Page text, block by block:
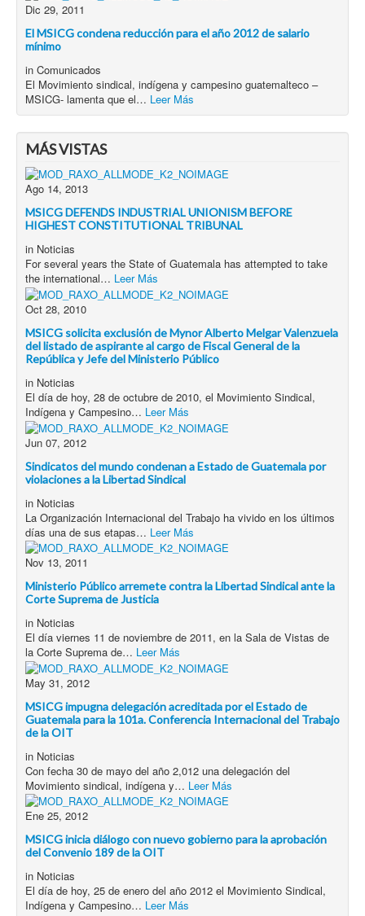
Dic 29, 2011
El MSICG condena reducción para el año 2012 de salario
mínimo
in Comunicados
El Movimiento sindical, indígena y campesino guatemalteco –
MSICG- lamenta que el… Leer Más
MÁS VISTAS
Ago 14, 2013
MSICG DEFENDS INDUSTRIAL UNIONISM BEFORE
HIGHEST CONSTITUTIONAL TRIBUNAL
in Noticias
For several years the State of Guatemala has attempted to take
the international… Leer Más
Oct 28, 2010
MSICG solicita exclusión de Mynor Alberto Melgar Valenzuela
del listado de aspirante al cargo de Fiscal General de la
República y Jefe del Ministerio Público
in Noticias
El día de hoy, 28 de octubre de 2010, el Movimiento Sindical,
Indígena y Campesino… Leer Más
Jun 07, 2012
Sindicatos del mundo condenan a Estado de Guatemala por
violaciones a la Libertad Sindical
in Noticias
La Organización Internacional del Trabajo ha vivido en los últimos
días una de sus etapas… Leer Más
Nov 13, 2011
Ministerio Público arremete contra la Libertad Sindical ante la
Corte Suprema de Justicia
in Noticias
El día viernes 11 de noviembre de 2011, en la Sala de Vistas de
la Corte Suprema de… Leer Más
May 31, 2012
MSICG impugna delegación acreditada por el Estado de
Guatemala para la 101a. Conferencia Internacional del Trabajo
de la OIT
in Noticias
Con fecha 30 de mayo del año 2,012 una delegación del
Movimiento sindical, indígena y… Leer Más
Ene 25, 2012
MSICG inicia diálogo con nuevo gobierno para la aprobación
del Convenio 189 de la OIT
in Noticias
El día de hoy, 25 de enero del año 2012 el Movimiento Sindical,
Indígena y Campesino… Leer Más